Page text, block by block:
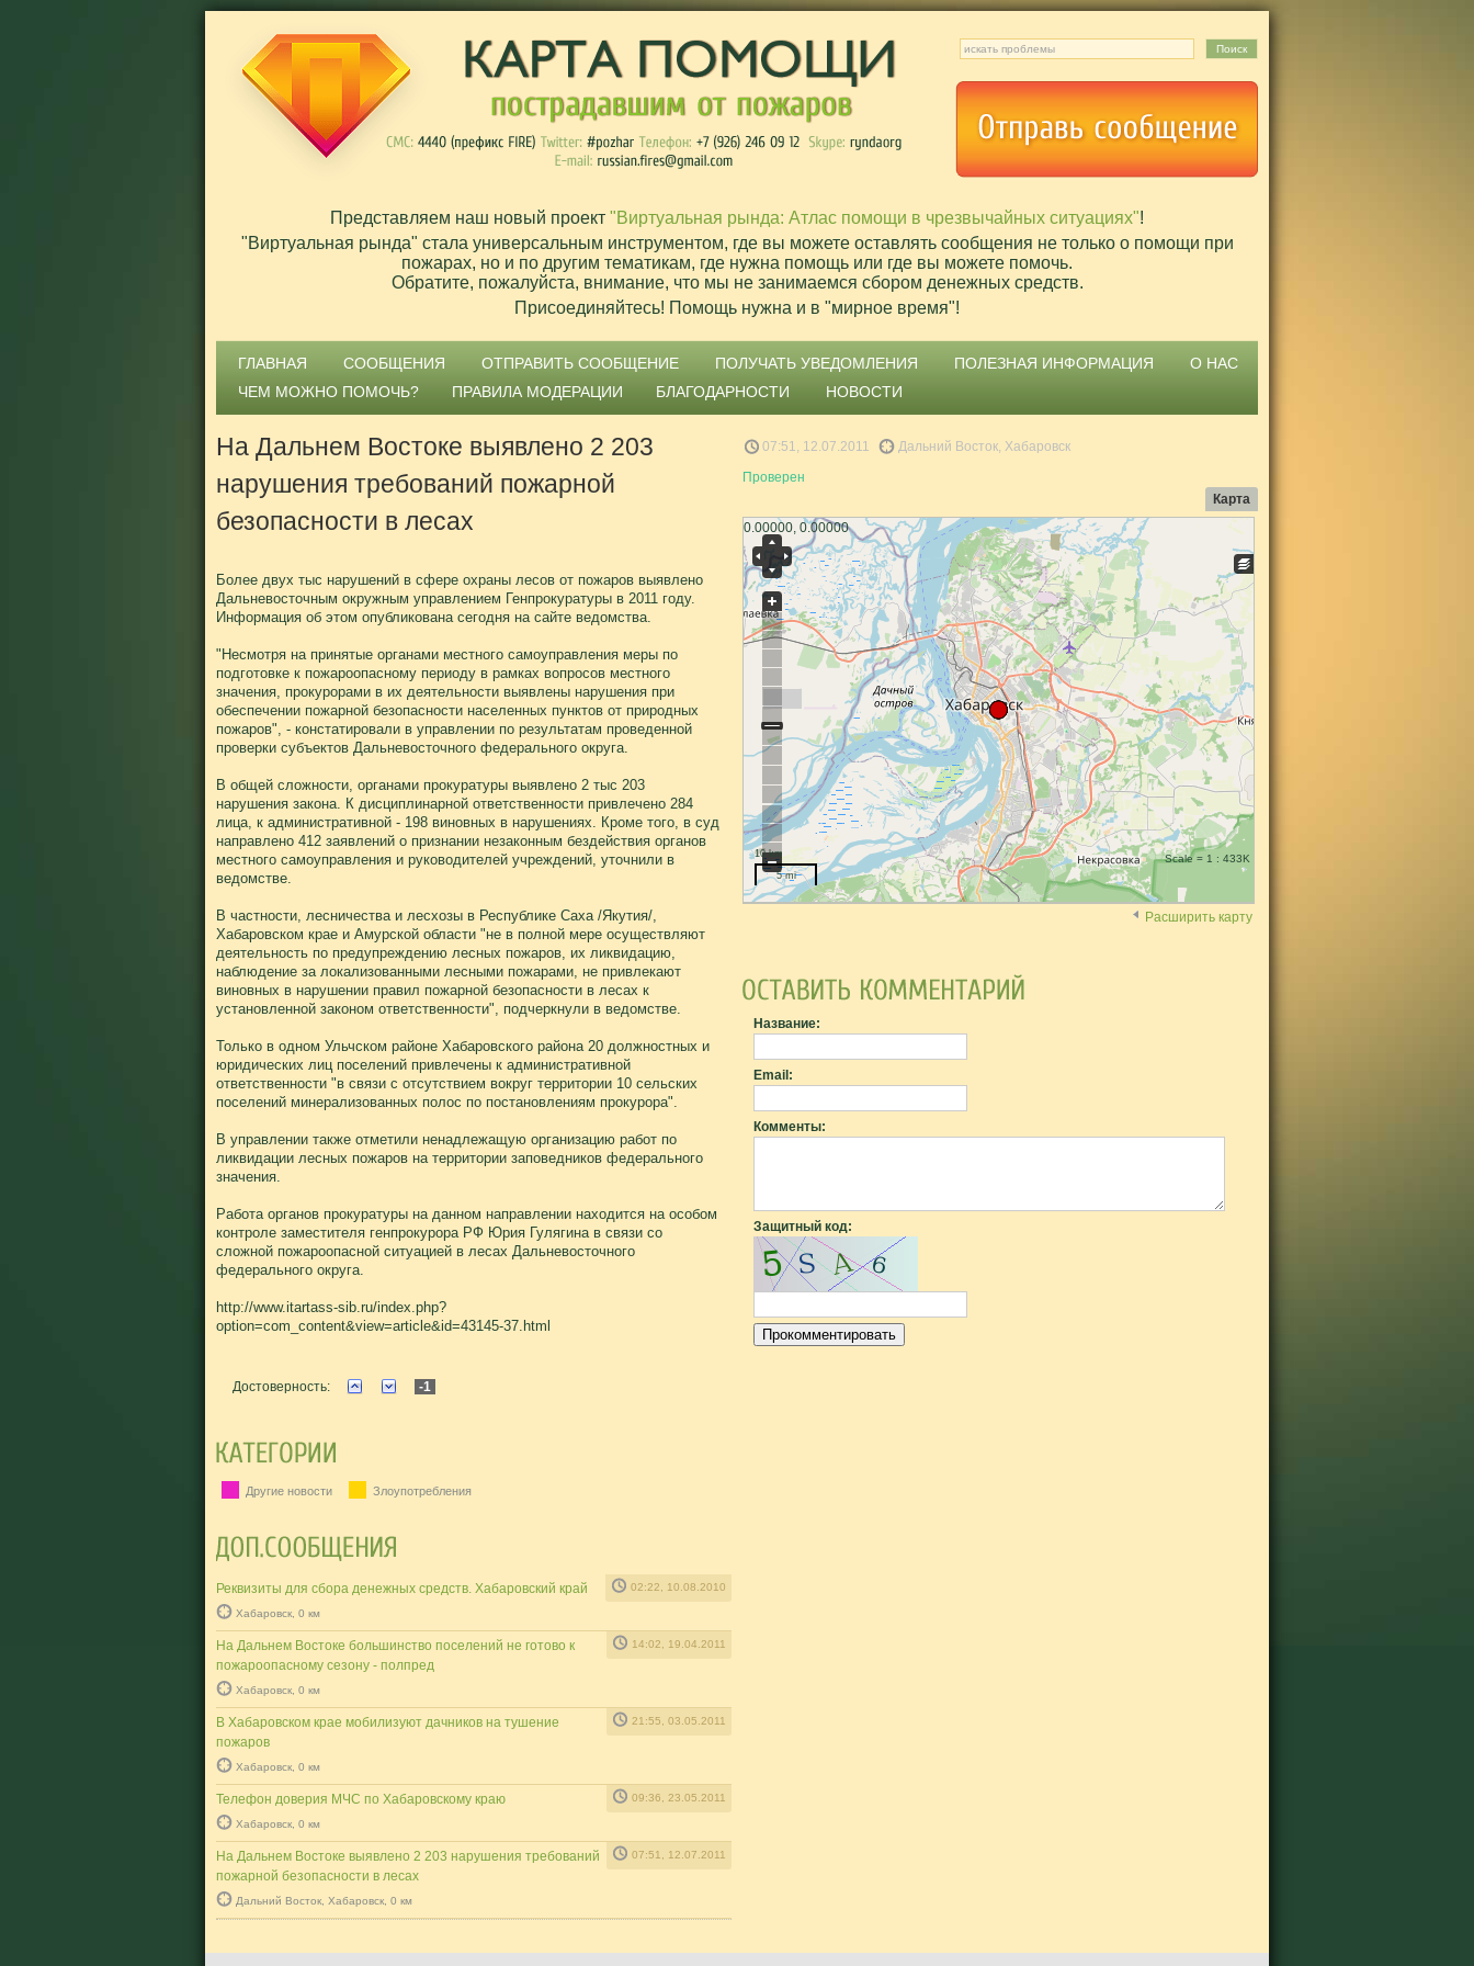
Представляем наш новый проект "Виртуальная рында: Атлас помощи в чрезвычайных ситуациях"!
"Виртуальная рында" стала универсальным инструментом, где вы можете оставлять сообщения не только о помощи при
пожарах, но и по другим тематикам, где нужна помощь или где вы можете помочь.
Обратите, пожалуйста, внимание, что мы не занимаемся сбором денежных средств.
Присоединяйтесь! Помощь нужна и в "мирное время"!
ГЛАВНАЯ СООБЩЕНИЯ ОТПРАВИТЬ СООБЩЕНИЕ ПОЛУЧАТЬ УВЕДОМЛЕНИЯ ПОЛЕЗНАЯ ИНФОРМАЦИЯ
О НАС
ЧЕМ МОЖНО ПОМОЧЬ?
ПРАВИЛА МОДЕРАЦИИ БЛАГОДАРНОСТИ НОВОСТИ
На Дальнем Востоке выявлено 2 203
нарушения требований пожарной
безопасности в лесах
Более двух тыс нарушений в сфере охраны лесов от пожаров выявлено
Дальневосточным окружным управлением Генпрокуратуры в 2011 году.
Информация об этом опубликована сегодня на сайте ведомства.
"Несмотря на принятые органами местного самоуправления меры по
подготовке к пожароопасному периоду в рамках вопросов местного
значения, прокурорами в их деятельности выявлены нарушения при
обеспечении пожарной безопасности населенных пунктов от природных
пожаров", - констатировали в управлении по результатам проведенной
проверки субъектов Дальневосточного федерального округа.
В общей сложности, органами прокуратуры выявлено 2 тыс 203
нарушения закона. К дисциплинарной ответственности привлечено 284
лица, к административной - 198 виновных в нарушениях. Кроме того, в суд
направлено 412 заявлений о признании незаконным бездействия органов
местного самоуправления и руководителей учреждений, уточнили в
ведомстве.
В частности, лесничества и лесхозы в Республике Саха /Якутия/,
Хабаровском крае и Амурской области "не в полной мере осуществляют
деятельность по предупреждению лесных пожаров, их ликвидацию,
наблюдение за локализованными лесными пожарами, не привлекают
виновных в нарушении правил пожарной безопасности в лесах к
установленной законом ответственности", подчеркнули в ведомстве.
Только в одном Ульчском районе Хабаровского района 20 должностных и
юридических лиц поселений привлечены к административной
ответственности "в связи с отсутствием вокруг территории 10 сельских
поселений минерализованных полос по постановлениям прокурора".
В управлении также отметили ненадлежащую организацию работ по
ликвидации лесных пожаров на территории заповедников федерального
значения.
Работа органов прокуратуры на данном направлении находится на особом
контроле заместителя генпрокурора РФ Юрия Гулягина в связи со
сложной пожароопасной ситуацией в лесах Дальневосточного
федерального округа.
http://www.itartass-sib.ru/index.php?
option=com_content&view=article&id=43145-37.html
Достоверность: -1
Другие новости Злоупотребления
Реквизиты для сбора денежных средств. Хабаровский край 02:22, 10.08.2010
Хабаровск, 0 км
На Дальнем Востоке большинство поселений не готово к
пожароопасному сезону - полпред
14:02, 19.04.2011
Хабаровск, 0 км
В Хабаровском крае мобилизуют дачников на тушение
пожаров
21:55, 03.05.2011
Хабаровск, 0 км
Телефон доверия МЧС по Хабаровскому краю 09:36, 23.05.2011
Хабаровск, 0 км
На Дальнем Востоке выявлено 2 203 нарушения требований
пожарной безопасности в лесах
07:51, 12.07.2011
Дальний Восток, Хабаровск, 0 км
07:51, 12.07.2011
Дальний Восток, Хабаровск
Проверен
Карта
0.00000, 0.00000
Scale = 1 : 433K
10 km
5 mi
Расширить карту
Название:
Email:
Комменты:
Защитный код: